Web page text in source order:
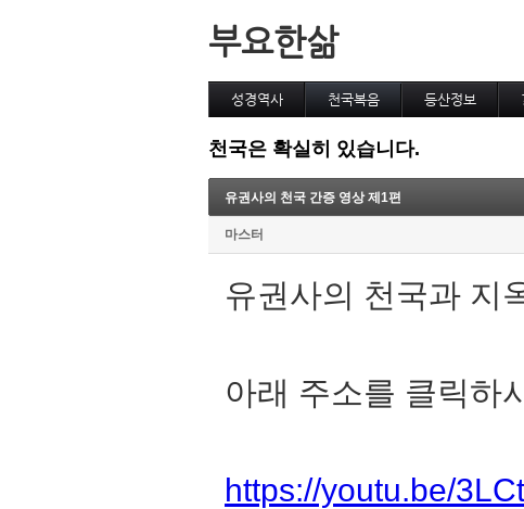
부요한삶
성경역사 천국복음 등산정보
천국은 확실히 있습니다.
유권사의 천국 간증 영상 제1편
마스터
유권사의 천국과 지
아래 주소를 클릭하
https://youtu.be/